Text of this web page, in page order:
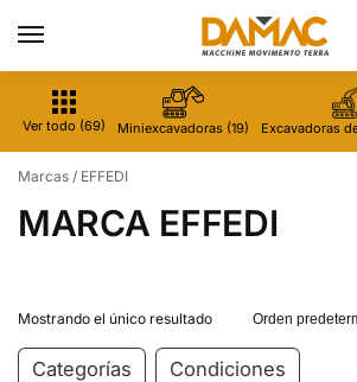
Ver todo (69) Miniexcavadoras (19) Excavadoras
Marcas / EFFEDI
MARCA EFFEDI
Mostrando el único resultado
Categorías Condiciones